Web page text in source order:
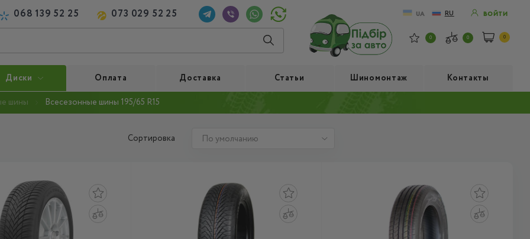
068 139 52 25 073 029 52 25 UA RU ВОЙТИ
0 0 0
Диски Оплата Доставка Статьи Шиномонтаж Контакты
шины Всесезонные шины 195/65 R15
Сортировка